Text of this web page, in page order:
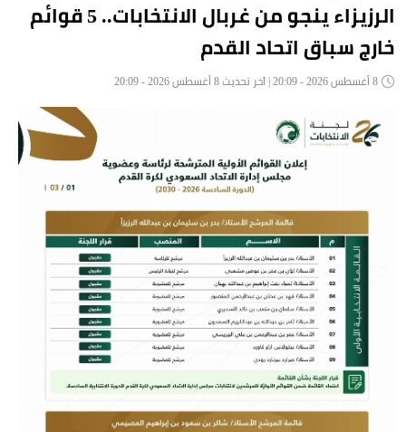
الرزيزاء ينجو من غربال الانتخابات.. 5 قوائم
خارج سباق اتحاد القدم